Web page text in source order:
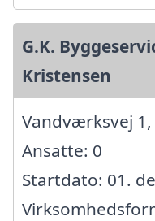
G.K.
Kristensen
Vandværksvej
Ansatte: 0
Startdato: 01.